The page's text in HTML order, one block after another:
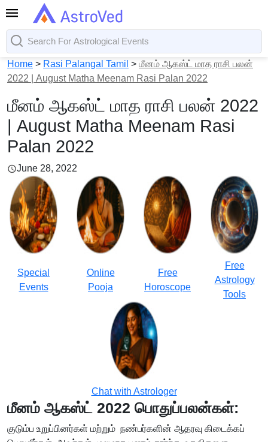
Home > Rasi Palangal Tamil > மீனம் ஆகஸ்ட் மாத ராசி பலன்
2022 | August Matha Meenam Rasi Palan 2022
மீனம் ஆகஸ்ட் மாத ராசி பலன் 2022
| August Matha Meenam Rasi
Palan 2022
June 28, 2022
Special
Events
Online
Pooja
Free
Horoscope
Free
Astrology
Tools
Chat with Astrologer
மீனம் ஆகஸ்ட் 2022 பொதுப்பலன்கள்:
குடும்ப உறுப்பினர்கள் மற்றும் நண்பர்களின் ஆதரவு கிடைக்கப்